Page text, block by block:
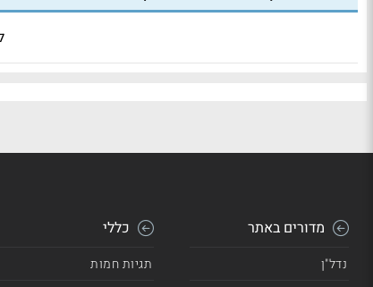
מדורים באתר
נדל"ן
כללי
תגיות חמות